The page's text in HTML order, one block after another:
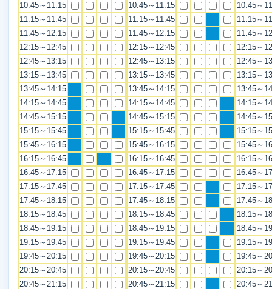
10:45～11:15
11:15～11:45
11:45～12:15
12:15～12:45
12:45～13:15
13:15～13:45
13:45～14:15
14:15～14:45
14:45～15:15
15:15～15:45
15:45～16:15
16:15～16:45
16:45～17:15
17:15～17:45
17:45～18:15
18:15～18:45
18:45～19:15
19:15～19:45
19:45～20:15
20:15～20:45
20:45～21:15
10:45～11:15
11:15～11:45
11:45～12:15
12:15～12:45
12:45～13:15
13:15～13:45
13:45～14:15
14:15～14:45
14:45～15:15
15:15～15:45
15:45～16:15
16:15～16:45
16:45～17:15
17:15～17:45
17:45～18:15
18:15～18:45
18:45～19:15
19:15～19:45
19:45～20:15
20:15～20:45
20:45～21:15
10:45～
11:15～
11:45～
12:15～
12:45～
13:15～
13:45～
14:15～
14:45～
15:15～
15:45～
16:15～
16:45～
17:15～
17:45～
18:15～
18:45～
19:15～
19:45～
20:15～
20:45～